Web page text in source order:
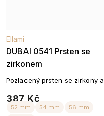
DUBAI 0541 Prsten se
zirkonem
Ellami
387 Kč
Pozlacený prsten se zirkony a